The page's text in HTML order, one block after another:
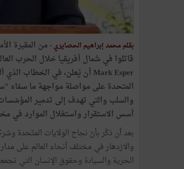
بقلم محمد إبراهيم الحصايري - من المقبرة
قاتلوا في شمال أفريقيا خلال الحرب
المتحدة على مواصلة مواجهة ما سمّاه
والسلب والتي تهدف إلى تدمير
أسس الاستقرار واستغلال الموارد في
بعد أن ذكّر بأنّ نجاح الولايات المتّحدة
والازدهار في مختلف أنحاء العالم على
الحرية والسيادة وحقوق الإنسان التي